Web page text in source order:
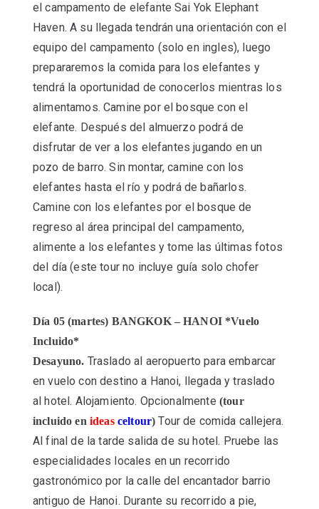
el campamento de elefante Sai Yok Elephant
Haven. A su llegada tendrán una orientación con el
equipo del campamento (solo en ingles), luego
prepararemos la comida para los elefantes y
tendrá la oportunidad de conocerlos mientras los
alimentamos. Camine por el bosque con el
elefante. Después del almuerzo podrá de
disfrutar de ver a los elefantes jugando en un
pozo de barro. Sin montar, camine con los
elefantes hasta el río y podrá de bañarlos.
Camine con los elefantes por el bosque de
regreso al área principal del campamento,
alimente a los elefantes y tome las últimas fotos
del día (este tour no incluye guía solo chofer
local).
Día 05 (martes) BANGKOK – HANOI *Vuelo
Incluido*
Desayuno. Traslado al aeropuerto para embarcar
en vuelo con destino a Hanoi, llegada y traslado
al hotel. Alojamiento. Opcionalmente (tour
incluido en ideas celtour)Tour de comida callejera.
Al final de la tarde salida de su hotel. Pruebe las
especialidades locales en un recorrido
gastronómico por la calle del encantador barrio
antiguo de Hanoi. Durante su recorrido a pie,